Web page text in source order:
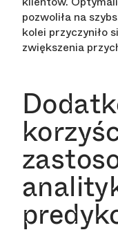
pozwoliła na
kolei przyczyniło
zwiększenia